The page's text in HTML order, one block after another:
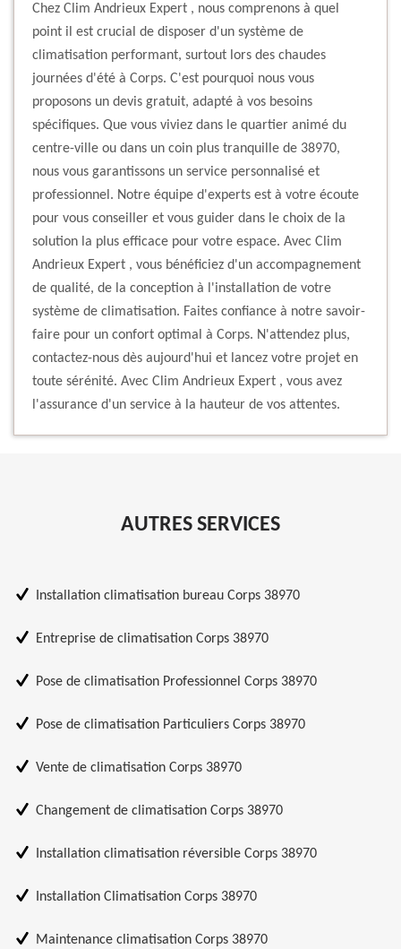
Chez Clim Andrieux Expert , nous comprenons à quel
point il est crucial de disposer d'un système de
climatisation performant, surtout lors des chaudes
journées d'été à Corps. C'est pourquoi nous vous
proposons un devis gratuit, adapté à vos besoins
spécifiques. Que vous viviez dans le quartier animé du
centre-ville ou dans un coin plus tranquille de 38970,
nous vous garantissons un service personnalisé et
professionnel. Notre équipe d'experts est à votre écoute
pour vous conseiller et vous guider dans le choix de la
solution la plus efficace pour votre espace. Avec Clim
Andrieux Expert , vous bénéficiez d'un accompagnement
de qualité, de la conception à l'installation de votre
système de climatisation. Faites confiance à notre savoir-
faire pour un confort optimal à Corps. N'attendez plus,
contactez-nous dès aujourd'hui et lancez votre projet en
toute sérénité. Avec Clim Andrieux Expert , vous avez
l'assurance d'un service à la hauteur de vos attentes.
AUTRES SERVICES
Installation climatisation bureau Corps 38970
Entreprise de climatisation Corps 38970
Pose de climatisation Professionnel Corps 38970
Pose de climatisation Particuliers Corps 38970
Vente de climatisation Corps 38970
Changement de climatisation Corps 38970
Installation climatisation réversible Corps 38970
Installation Climatisation Corps 38970
Maintenance climatisation Corps 38970